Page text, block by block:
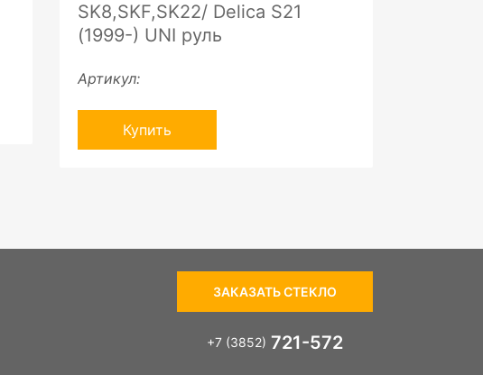
SK8,SKF,SK22/ Delica S21
(1999-) UNI руль
Артикул:
Купить
ЗАКАЗАТЬ СТЕКЛО
+7 (3852) 721-572